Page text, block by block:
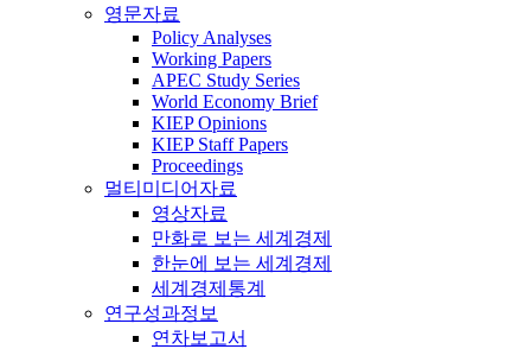
영문자료
Policy Analyses
Working Papers
APEC Study Series
World Economy Brief
KIEP Opinions
KIEP Staff Papers
Proceedings
멀티미디어자료
영상자료
만화로 보는 세계경제
한눈에 보는 세계경제
세계경제통계
연구성과정보
연차보고서